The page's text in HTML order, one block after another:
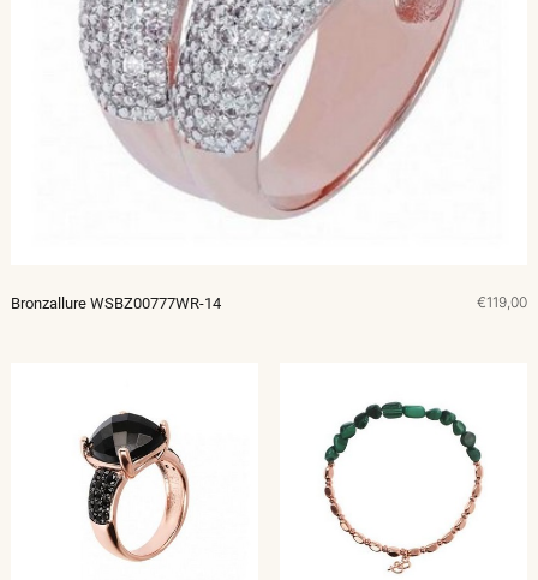
Bronzallure WSBZ00777WR-14 €119,00